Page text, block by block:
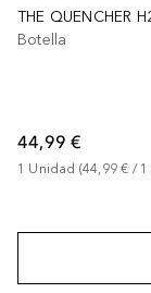
Botella
44,99 €
1 Unidad (44,99 € / 1